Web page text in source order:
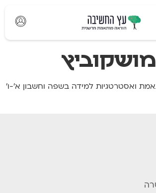
ואסטרטגיות למידה בשפה וחשבון א'-ו'